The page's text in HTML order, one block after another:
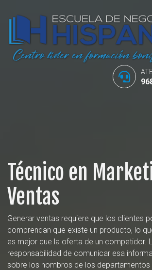
Técnico en
Ventas
Generar ventas requiere que los clientes
comprendan que existe un producto, lo
es mejor que la oferta de un competidor.
responsabilidad de comunicar esa
sobre los hombros de los departamentos